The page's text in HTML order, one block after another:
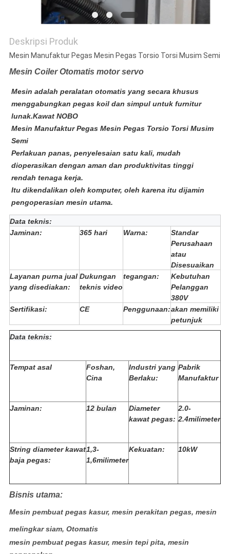
Deskripsi Produk
Mesin Manufaktur Pegas Mesin Pegas Torsio Torsi Musim Semi
Mesin Coiler Otomatis motor servo
Mesin adalah peralatan otomatis yang secara khusus
menggabungkan pegas koil dan simpul untuk furnitur
lunak.Kawat NOBO
Mesin Manufaktur Pegas Mesin Pegas Torsio Torsi Musim
Semi
Perlakuan panas, penyelesaian satu kali, mudah
dioperasikan dengan aman dan produktivitas tinggi
rendah tenaga kerja.
Itu dikendalikan oleh komputer, oleh karena itu dijamin
pengoperasian mesin utama.
Data teknis:
Jaminan:
365 hari Warna:
Standar
Perusahaan
atau
Disesuaikan
Layanan purna jual
yang disediakan:
Dukungan
teknis video
tegangan:
Kebutuhan
Pelanggan
380V
Sertifikasi:
CE Penggunaan:akan memiliki
petunjuk
Data teknis:
Tempat asal
Foshan,
Cina
Industri yang
Berlaku:
Pabrik
Manufaktur
Jaminan: 12 bulan
Diameter
kawat pegas:
2.0-
2.4milimeter
String diameter kawat
baja pegas:
1,3-
1,6milimeter
Kekuatan: 10kW
Bisnis utama:
Mesin pembuat pegas kasur, mesin perakitan pegas, mesin
melingkar siam, Otomatis
mesin pembuat pegas kasur, mesin tepi pita, mesin